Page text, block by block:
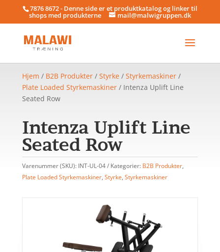
7876 8672 - Denne side er et produktkatalog og linker til
shops med produkterne mail@malwigruppen.dk
Hjem / B2B Produkter/ Styrke/ Styrkemaskiner/
Plate Loaded Styrkemaskiner/ Intenza Uplift Line
Seated Row
Intenza Uplift Line
Seated Row
Varenummer (SKU): INT-UL-04 Kategorier: B2B Produkter,
Plate Loaded Styrkemaskiner, Styrke, Styrkemaskiner